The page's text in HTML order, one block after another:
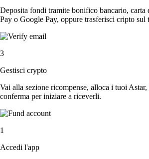
Deposita fondi tramite bonifico bancario,
Pay o Google Pay, oppure trasferisci cripto sul
3
Gestisci crypto
Vai alla sezione ricompense, alloca i tuoi
conferma per iniziare a riceverli.
1
Accedi l'app